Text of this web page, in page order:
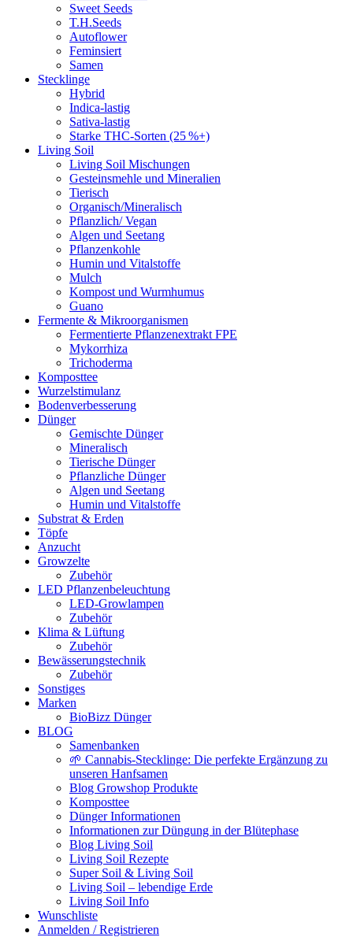
Sweet Seeds
T.H.Seeds
Autoflower
Feminsiert
Samen
Stecklinge
Hybrid
Indica-lastig
Sativa-lastig
Starke THC-Sorten (25 %+)
Living Soil
Living Soil Mischungen
Gesteinsmehle und Mineralien
Tierisch
Organisch/Mineralisch
Pflanzlich/ Vegan
Algen und Seetang
Pflanzenkohle
Humin und Vitalstoffe
Mulch
Kompost und Wurmhumus
Guano
Fermente & Mikroorganismen
Fermentierte Pflanzenextrakt FPE
Mykorrhiza
Trichoderma
Komposttee
Wurzelstimulanz
Bodenverbesserung
Dünger
Gemischte Dünger
Mineralisch
Tierische Dünger
Pflanzliche Dünger
Algen und Seetang
Humin und Vitalstoffe
Substrat & Erden
Töpfe
Anzucht
Growzelte
Zubehör
LED Pflanzenbeleuchtung
LED-Growlampen
Zubehör
Klima & Lüftung
Zubehör
Bewässerungstechnik
Zubehör
Sonstiges
Marken
BioBizz Dünger
BLOG
Samenbanken
🌱 Cannabis-Stecklinge: Die perfekte Ergänzung zu
unseren Hanfsamen
Blog Growshop Produkte
Komposttee
Dünger Informationen
Informationen zur Düngung in der Blütephase
Blog Living Soil
Living Soil Rezepte
Super Soil & Living Soil
Living Soil – lebendige Erde
Living Soil Info
Wunschliste
Anmelden / Registrieren